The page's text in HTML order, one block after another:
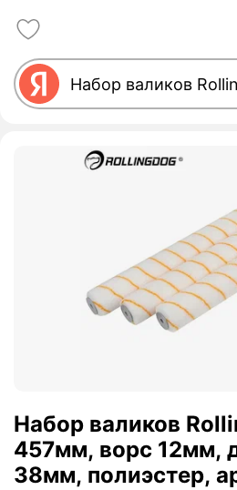
Набор валиков
457мм, ворс 12мм,
38мм, полиэстер,